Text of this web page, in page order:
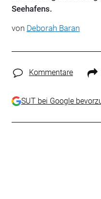
Seehafens.
von Deborah Baran
Kommentare
SUT bei Google